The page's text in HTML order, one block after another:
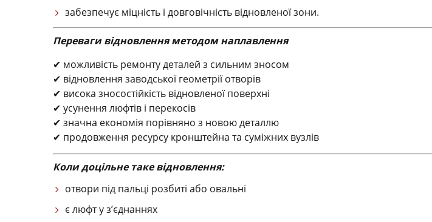
забезпечує міцність і довговічність відновленої зони.
Переваги відновлення методом наплавлення
✔ можливість ремонту деталей з сильним зносом
✔ відновлення заводської геометрії отворів
✔ висока зносостійкість відновленої поверхні
✔ усунення люфтів і перекосів
✔ значна економія порівняно з новою деталлю
✔ продовження ресурсу кронштейна та суміжних вузлів
Коли доцільне таке відновлення:
отвори під пальці розбиті або овальні
є люфт у з’єднаннях